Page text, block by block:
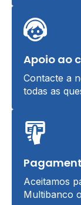
Apoio ao
Contacte a
todas as
Aceitamos
Multibanco